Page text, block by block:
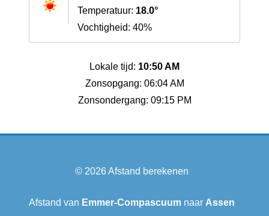
Temperatuur: 18.0°
Vochtigheid: 40%
Lokale tijd: 10:50 AM
Zonsopgang: 06:04 AM
Zonsondergang: 09:15 PM
© 2026Afstand berekenen
Afstand van Emmer-Compascuumnaar Assen